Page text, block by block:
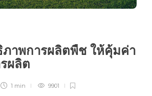
ภาพการผลิตพืช ให้คุ้มค่า
ผลิต
1 min 9901